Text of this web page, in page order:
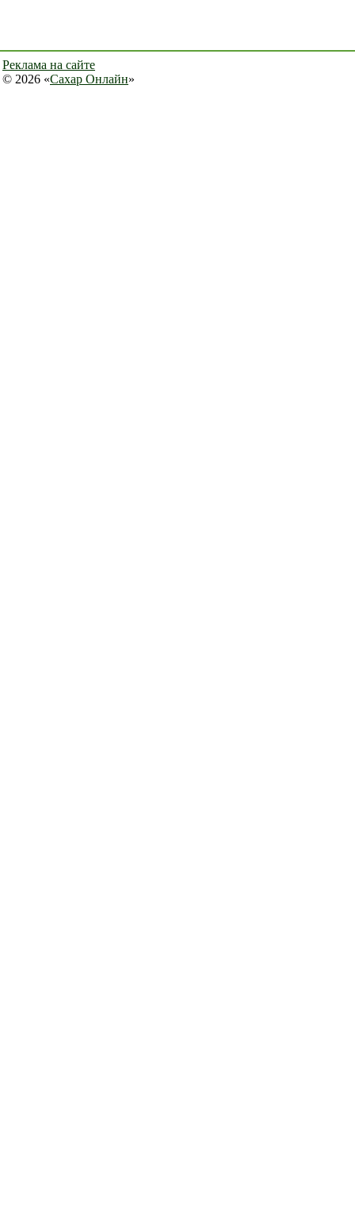
Реклама на сайте
© 2026 «Сахар Онлайн»